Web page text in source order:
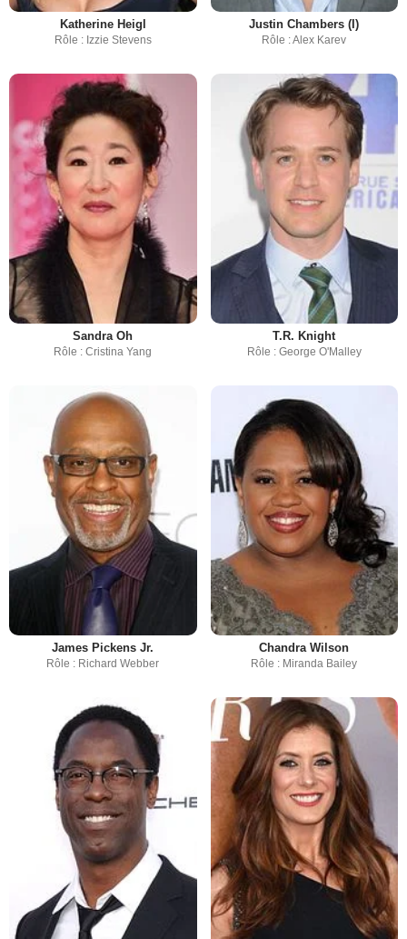
Katherine Heigl
Rôle : Izzie Stevens
Justin Chambers (I)
Rôle : Alex Karev
Sandra Oh
Rôle : Cristina Yang
T.R. Knight
Rôle : George O'Malley
James Pickens Jr.
Rôle : Richard Webber
Chandra Wilson
Rôle : Miranda Bailey